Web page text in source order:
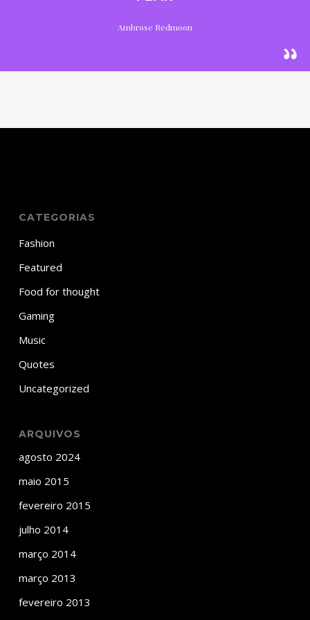
Ambrose Redmoon
CATEGORIAS
Fashion
Featured
Food for thought
Gaming
Music
Quotes
Uncategorized
ARQUIVOS
agosto 2024
maio 2015
fevereiro 2015
julho 2014
março 2014
março 2013
fevereiro 2013